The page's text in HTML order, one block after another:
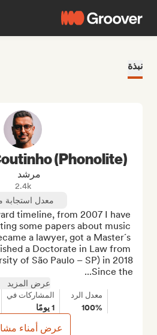
نبذة
(Phonolite)
مرشد
2.4k
معدل استجابة
timeline, from 2007 I have
some papers about music
a lawyer, got a Master´s
a Doctorate in Law from
Since the...
عرض المزيد
معدل الرد
100%
المشاركات في
1 يومًا
عرض أمناء